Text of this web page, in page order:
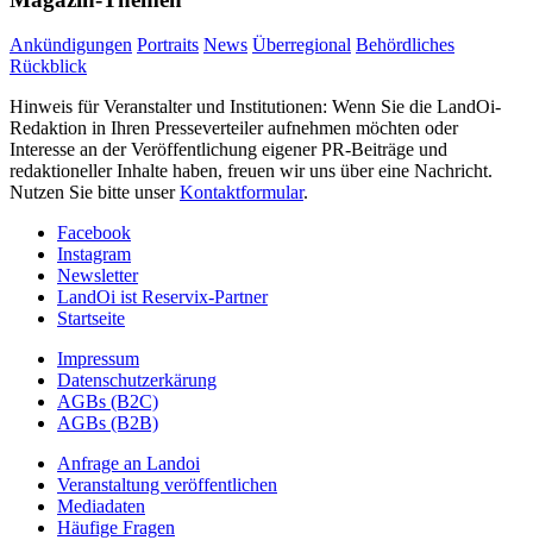
Ankündigungen Portraits News Überregional Behördliches
Rückblick
Hinweis für Veranstalter und Institutionen: Wenn Sie die LandOi-
Redaktion in Ihren Presseverteiler aufnehmen möchten oder
Interesse an der Veröffentlichung eigener PR-Beiträge und
redaktioneller Inhalte haben, freuen wir uns über eine Nachricht.
Nutzen Sie bitte unserKontaktformular.
Facebook
Instagram
Newsletter
LandOi ist Reservix-Partner
Startseite
Impressum
Datenschutzerkärung
AGBs (B2C)
AGBs (B2B)
Anfrage an Landoi
Veranstaltung veröffentlichen
Mediadaten
Häufige Fragen